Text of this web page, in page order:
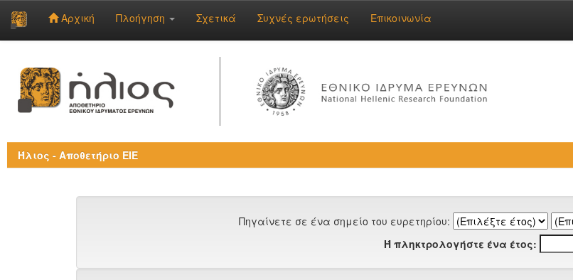
navigation
Αρχική Πλοήγηση Σχετικά Συχνές ερωτήσεις Επικοινωνία
Ήλιος - Αποθετήριο ΕΙΕ
Πηγαίνετε σε ένα σημείο του ευρετηρίου:
Ή πληκτρολογήστε ένα έτος: